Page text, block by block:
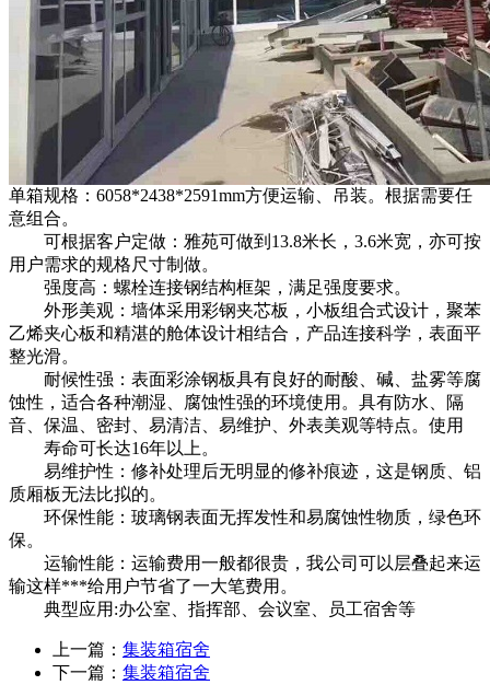
单箱规格：6058*2438*2591mm方便运输、吊装。根据需要任
意组合。
可根据客户定做：雅苑可做到13.8米长，3.6米宽，亦可按
用户需求的规格尺寸制做。
强度高：螺栓连接钢结构框架，满足强度要求。
外形美观：墙体采用彩钢夹芯板，小板组合式设计，聚苯
乙烯夹心板和精湛的舱体设计相结合，产品连接科学，表面平
整光滑。
耐候性强：表面彩涂钢板具有良好的耐酸、碱、盐雾等腐
蚀性，适合各种潮湿、腐蚀性强的环境使用。具有防水、隔
音、保温、密封、易清洁、易维护、外表美观等特点。使用
寿命可长达16年以上。
易维护性：修补处理后无明显的修补痕迹，这是钢质、铝
质厢板无法比拟的。
环保性能：玻璃钢表面无挥发性和易腐蚀性物质，绿色环
保。
运输性能：运输费用一般都很贵，我公司可以层叠起来运
输这样***给用户节省了一大笔费用。
典型应用:办公室、指挥部、会议室、员工宿舍等
上一篇： 集装箱宿舍
下一篇： 集装箱宿舍